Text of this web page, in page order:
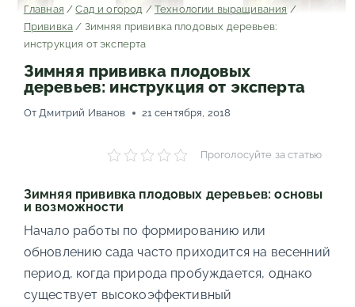
Главная / Сад и огород / Технологии выращивания /
Прививка / Зимняя прививка плодовых деревьев:
инструкция от эксперта
Зимняя прививка плодовых
деревьев: инструкция от эксперта
От Дмитрий Иванов 21 сентября, 2018
Проголосуйте за статью
Зимняя прививка плодовых деревьев: основы
и возможности
Начало работы по формированию или
обновлению сада часто приходится на весенний
период, когда природа пробуждается, однако
существует высокоэффективный